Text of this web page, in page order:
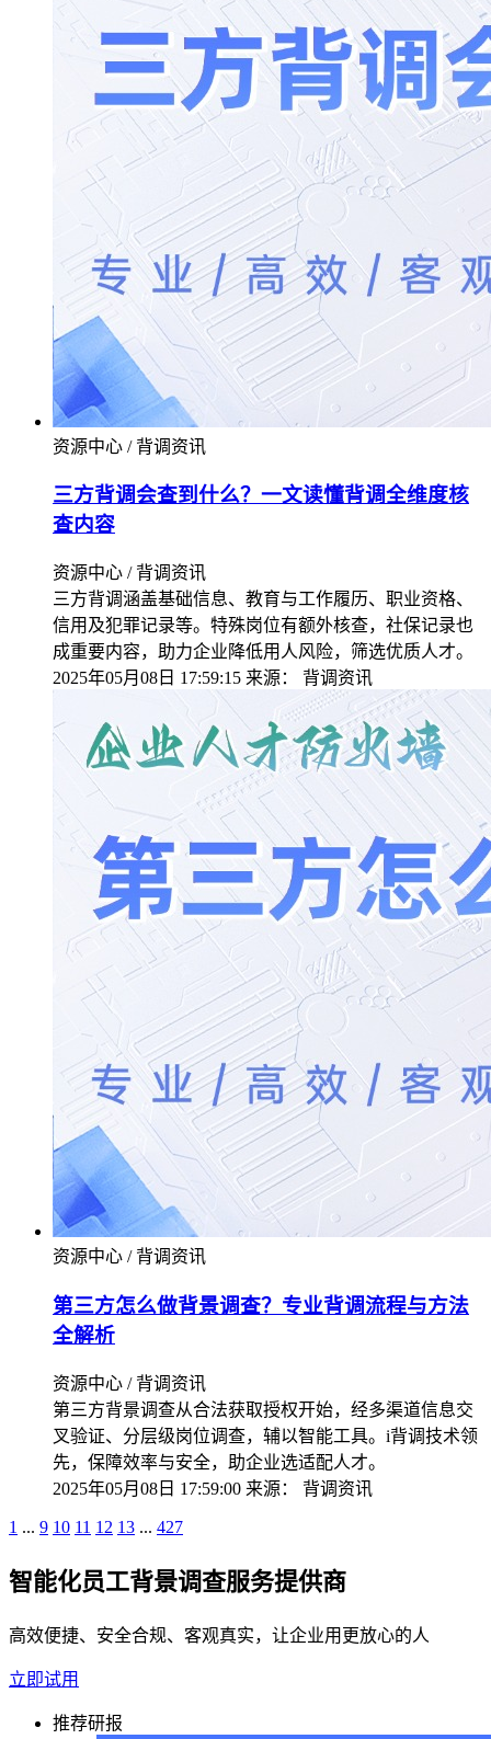
资源中心 / 背调资讯
三方背调会查到什么？一文读懂背调全维度核
查内容​
资源中心 / 背调资讯
三方背调涵盖基础信息、教育与工作履历、职业资格、
信用及犯罪记录等。特殊岗位有额外核查，社保记录也
成重要内容，助力企业降低用人风险，筛选优质人才。
2025年05月08日 17:59:15 来源： 背调资讯
资源中心 / 背调资讯
第三方怎么做背景调查？专业背调流程与方法
全解析​
资源中心 / 背调资讯
第三方背景调查从合法获取授权开始，经多渠道信息交
叉验证、分层级岗位调查，辅以智能工具。i背调技术领
先，保障效率与安全，助企业选适配人才。
2025年05月08日 17:59:00 来源： 背调资讯
1 ... 9 10 11 12 13 ... 427
智能化员工背景调查服务提供商
高效便捷、安全合规、客观真实，让企业用更放心的人
立即试用
推荐研报